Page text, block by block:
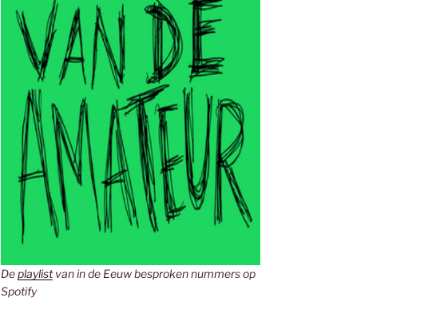
Deplaylistvan in de Eeuw besproken nummers op
Spotify